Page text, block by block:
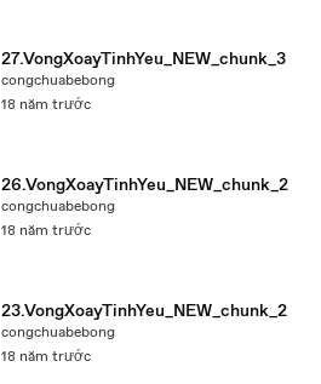
27.VongXoayTinhYeu_NEW_chunk_3
congchuabebong
18 năm trước
26.VongXoayTinhYeu_NEW_chunk_2
congchuabebong
18 năm trước
23.VongXoayTinhYeu_NEW_chunk_2
congchuabebong
18 năm trước